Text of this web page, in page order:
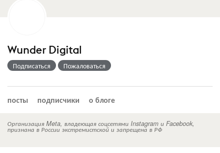
Wunder Digital
Подписаться Пожаловаться
посты подписчики о блоге
Организация Meta, владеющая соцсетями Instagram и Facebook,
признана в России экстремистской и запрещена в РФ